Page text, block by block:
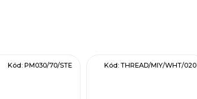
Kód: PM030/70/STE Kód:THREAD/MIY/WHT/020